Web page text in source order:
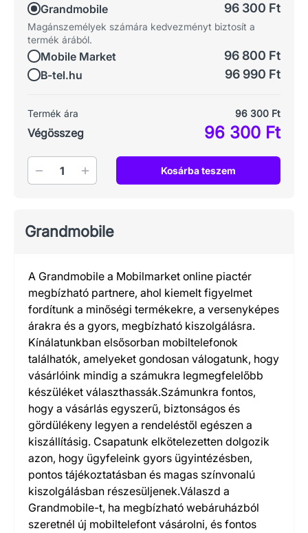
Grandmobile 96 300 Ft
Magánszemélyek számára kedvezményt biztosít a
termék árából.
Mobile Market 96 800 Ft
B-tel.hu 96 990 Ft
Termék ára 96 300 Ft
Végösszeg 96 300 Ft
Mennyiség Kosárba teszem
Grandmobile
A Grandmobile a Mobilmarket online piactér
megbízható partnere, ahol kiemelt figyelmet
fordítunk a minőségi termékekre, a versenyképes
árakra és a gyors, megbízható kiszolgálásra.
Kínálatunkban elsősorban mobiltelefonok
találhatók, amelyeket gondosan válogatunk, hogy
vásárlóink mindig a számukra legmegfelelőbb
készüléket választhassák.Számunkra fontos,
hogy a vásárlás egyszerű, biztonságos és
gördülékeny legyen a rendeléstől egészen a
kiszállításig. Csapatunk elkötelezetten dolgozik
azon, hogy ügyfeleink gyors ügyintézésben,
pontos tájékoztatásban és magas színvonalú
kiszolgálásban részesüljenek.Válaszd a
Grandmobile-t, ha megbízható webáruházból
szeretnél új mobiltelefont vásárolni, és fontos